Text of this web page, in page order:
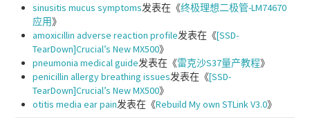
sinusitis mucus symptoms发表在《终极理想二极管-LM74670
应用》
amoxicillin adverse reaction profile发表在《[SSD-
TearDown]Crucial’s New MX500》
pneumonia medical guide发表在《雷克沙S37量产教程》
penicillin allergy breathing issues发表在《[SSD-
TearDown]Crucial’s New MX500》
otitis media ear pain发表在《Rebuild My own STLink V3.0》